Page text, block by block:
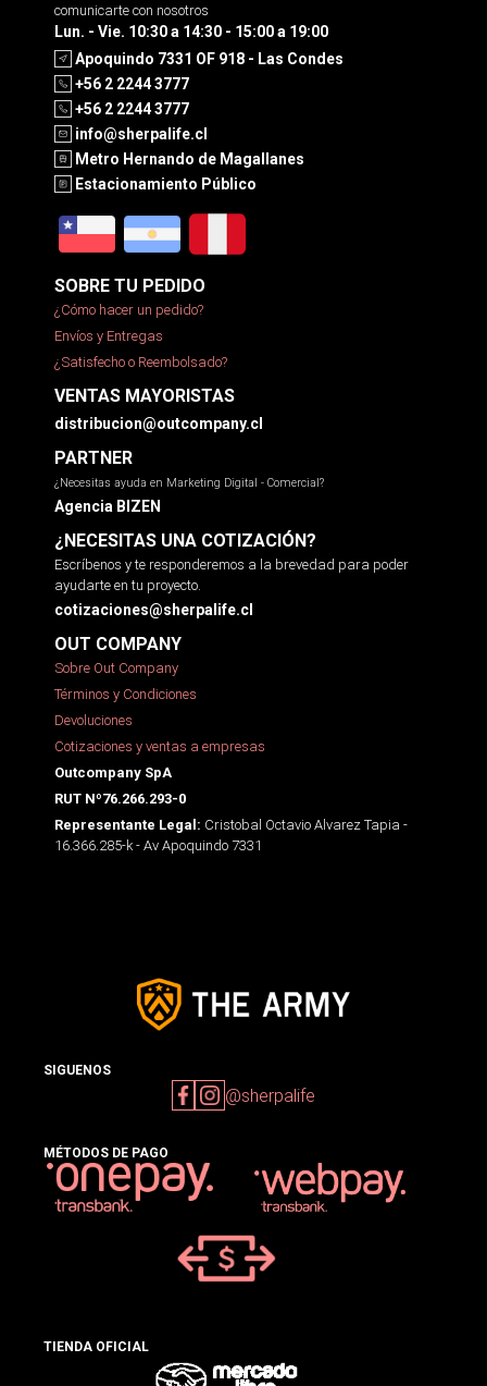
comunicarte con nosotros
Lun. - Vie. 10:30 a 14:30 - 15:00 a 19:00
Apoquindo 7331 OF 918 - Las Condes
+56 2 2244 3777
+56 2 2244 3777
info@sherpalife.cl
Metro Hernando de Magallanes
Estacionamiento Público
SOBRE TU PEDIDO
¿Cómo hacer un pedido?
Envíos y Entregas
¿Satisfecho o Reembolsado?
VENTAS MAYORISTAS
distribucion@outcompany.cl
PARTNER
¿Necesitas ayuda en Marketing Digital - Comercial?
Agencia BIZEN
¿NECESITAS UNA COTIZACIÓN?
Escríbenos y te responderemos a la brevedad para poder
ayudarte en tu proyecto.
cotizaciones@sherpalife.cl
OUT COMPANY
Sobre Out Company
Términos y Condiciones
Devoluciones
Cotizaciones y ventas a empresas
Outcompany SpA
RUT Nº76.266.293-0
Representante Legal: Cristobal Octavio Alvarez Tapia -
16.366.285-k - Av Apoquindo 7331
SIGUENOS
@sherpalife
MÉTODOS DE PAGO
TIENDA OFICIAL